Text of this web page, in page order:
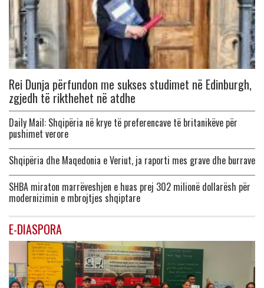
Rei Dunja përfundon me sukses studimet në Edinburgh,
zgjedh të rikthehet në atdhe
Daily Mail: Shqipëria në krye të preferencave të britanikëve për
pushimet verore
Shqipëria dhe Maqedonia e Veriut, ja raporti mes grave dhe burrave
SHBA miraton marrëveshjen e huas prej 302 milionë dollarësh për
modernizimin e mbrojtjes shqiptare
E-DIASPORA